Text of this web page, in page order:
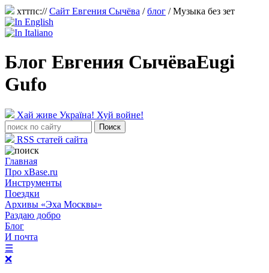
хттпс://Сайт Евгения Сычёва /блог /Музыка без зет
Блог Евгения СычёваEugi
Gufo
Хай живе Україна! Хуй войне!
RSS статей сайта
Главная
Про xBase.ru
Инструменты
Поездки
Архивы «Эха Москвы»
Раздаю добро
Блог
И почта
☰
❌